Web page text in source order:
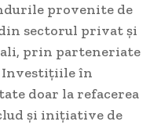
provenite de
sectorul privat și
prin parteneriate
în
doar la refacerea
și inițiative de